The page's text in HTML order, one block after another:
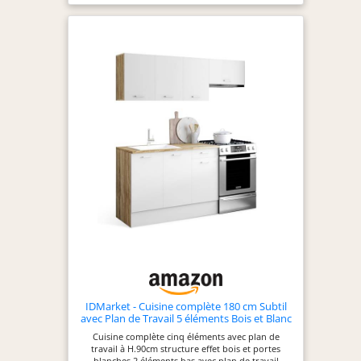
Close et des vérins
à gaz pour portes
Testés jusqu’à 60
une durabilité
SYSTÈME NEXUS
RANGE-COUVERTS
& ORGANISATION –
Organisation
intégrée des
couverts en
polymère ABS
et une utilisation
efficace de
l’espace. Design
ergonomique pour
un usage
IDMarket - Cuisine complète 180 cm Subtil
avec Plan de Travail 5 éléments Bois et Blanc
Cuisine complète cinq éléments avec plan de
travail à H.90cm structure effet bois et portes